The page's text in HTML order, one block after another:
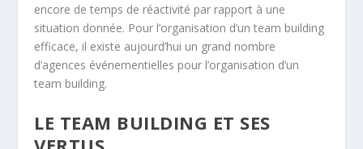
encore de temps de réactivité par rapport à une
situation donnée. Pour l’organisation d’un team building
efficace, il existe aujourd’hui un grand nombre
d’agences événementielles pour l’organisation d’un
team building.
LE TEAM BUILDING ET SES